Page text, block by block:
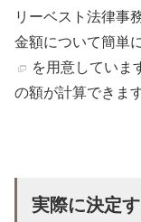
リーベスト法律事
金額について簡単
を用意していま
の額が計算できま
実際に決定